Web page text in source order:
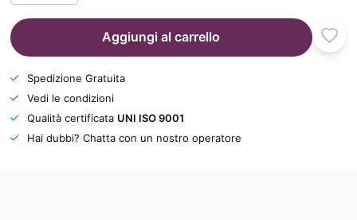
Aggiungi al carrello
Spedizione Gratuita
Vedi le condizioni
Qualità certificata UNI ISO 9001
Hai dubbi? Chatta con un nostro operatore